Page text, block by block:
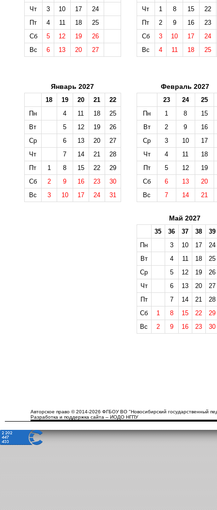
Чт
3 10 17
24
Пт
4 11 18
25
Сб
5 12 19
26
Вс
6 13 20 27
Чт
1 8 15
22
Пт
2 9 16
23
Сб
3 10 17
24
Вс
4 11 18 25
Январь 2027
18 19 20 21
22
Пн
4 11 18
25
Вт
5 12 19
26
Ср
6 13 20
27
Чт
7 14 21
28
Пт
1 8 15 22
29
Сб
2 9 16 23
30
Вс
3 10 17 24 31
Февраль 2027
23 24
25
Пн
1 8
15
Вт
2 9
16
Ср
3 10
17
Чт
4 11
18
Пт
5 12
19
Сб
6 13
20
Вс
7 14 21
Май 2027
35 36 37 38
39
Пн
3 10 17
24
Вт
4 11 18
25
Ср
5 12 19
26
Чт
6 13 20
27
Пт
7 14 21
28
Сб
1 8 15 22
29
Вс
2 9 16 23 30
Авторское право © 2014-2026 ФГБОУ ВО "Новосибирский государственный
Разработка и поддержка сайта – ИОДО НГПУ